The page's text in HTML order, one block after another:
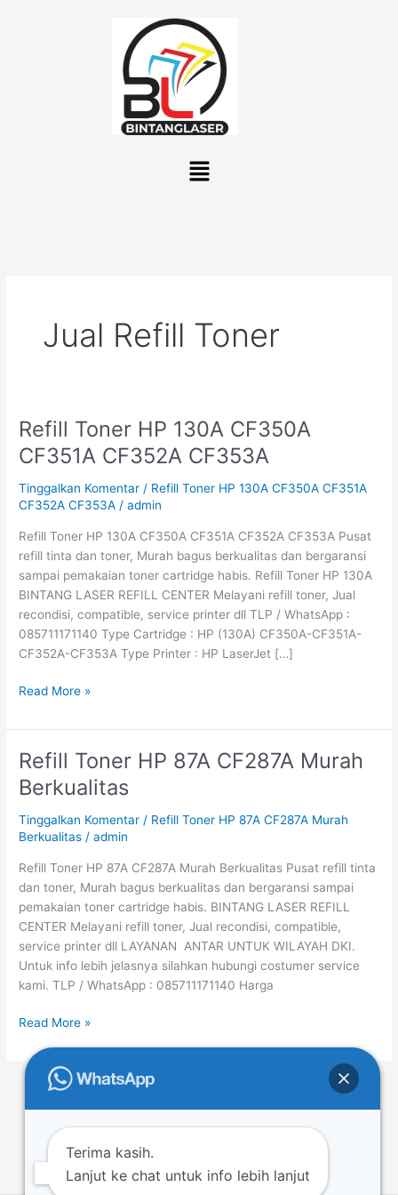
Menu
Jual Refill Toner
Refill Toner HP 130A CF350A
CF351A CF352A CF353A
Tinggalkan Komentar / Refill Toner HP 130A CF350A CF351A
CF352A CF353A /admin
Refill Toner HP 130A CF350A CF351A CF352A CF353A Pusat
refill tinta dan toner, Murah bagus berkualitas dan bergaransi
sampai pemakaian toner cartridge habis. Refill Toner HP 130A
BINTANG LASER REFILL CENTER Melayani refill toner, Jual
recondisi, compatible, service printer dll TLP / WhatsApp :
085711171140 Type Cartridge : HP (130A) CF350A-CF351A-
CF352A-CF353A Type Printer : HP LaserJet […]
Refill
Toner
HP
130A
CF350A
CF352A
CF353A
Read More »
Refill Toner HP 87A CF287A Murah
Berkualitas
Tinggalkan Komentar / Refill Toner HP 87A CF287A Murah
Berkualitas /admin
Refill Toner HP 87A CF287A Murah Berkualitas Pusat refill tinta
dan toner, Murah bagus berkualitas dan bergaransi sampai
pemakaian toner cartridge habis. BINTANG LASER REFILL
CENTER Melayani refill toner, Jual recondisi, compatible,
service printer dll LAYANAN ANTAR UNTUK WILAYAH DKI.
Untuk info lebih jelasnya silahkan hubungi costumer service
kami. TLP / WhatsApp : 085711171140 Harga
Refill
Toner
HP
87A
CF287A
Berkualitas
Read More »
49
Terima kasih.
Lanjut ke chat untuk info lebih lanjut